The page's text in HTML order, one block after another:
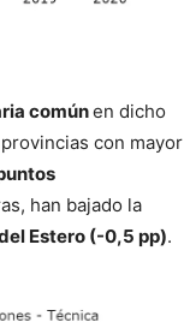
comúnen dicho
con mayor
han bajado la
Estero (-0,5 pp).